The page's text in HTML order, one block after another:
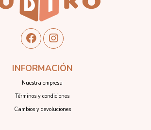
INFORMACIÓN
Nuestra empresa
Términos y condiciones
Cambios y devoluciones